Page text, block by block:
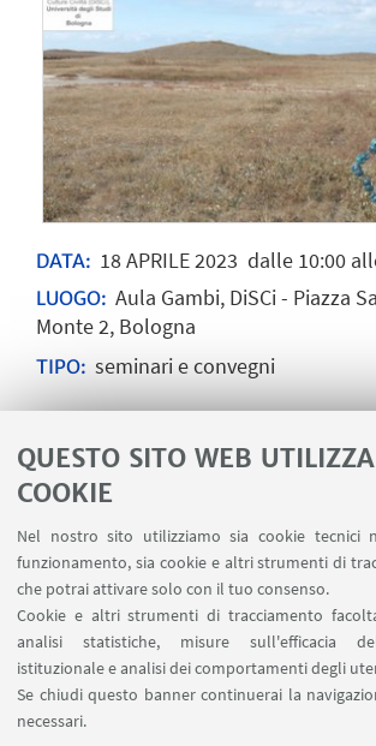
QUESTO SITO WEB
COOKIE
Nel nostro sito utilizziamo sia cookie tecnici
funzionamento, sia cookie e altri strumenti di
che potrai attivare solo con il tuo consenso.
Cookie e altri strumenti di tracciamento
analisi statistiche, misure sull'efficacia
istituzionale e analisi dei comportamenti degli
Se chiudi questo banner continuerai la
necessari.
DATA: 18APRILE2023 dalle 10:00
LUOGO: Aula Gambi, DiSCi - Piazza
Monte 2, Bologna
TIPO: seminari e convegni
Seminario a cura diAnzhelika
Kolesnychenko
Kyiv - Visiting Research Fellow,
Bologna ) nell'ambito delle attività
Specializzazione.
IN EVIDENZA